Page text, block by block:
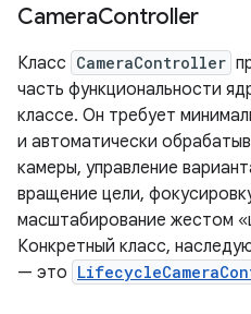
CameraController
Класс CameraController
часть функциональности
классе. Он требует
и автоматически
камеры, управление
вращение цели,
масштабирование жестом
Конкретный класс,
— это